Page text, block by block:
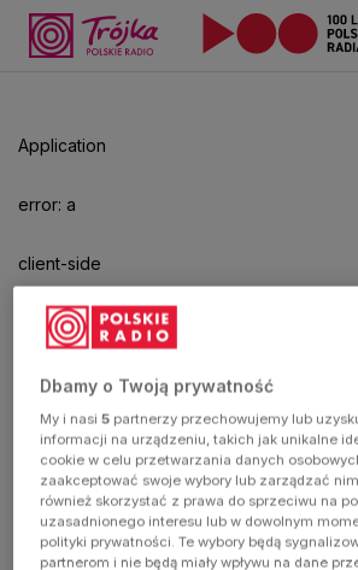
Application
error: a
client-side
exception
has
occurred
(see the
browser
aby
odtwarzać.
Dbamy o Twoją prywatność
My i nasi5 partnerzy przechowujemy lub
informacji na urządzeniu, takich jak unikalne
cookie w celu przetwarzania danych
zaakceptować swoje wybory lub zarządzać
również skorzystać z prawa do sprzeciwu na
uzasadnionego interesu lub w dowolnym
polityki prywatności. Te wybory będą
partnerom i nie będą miały wpływu na dane